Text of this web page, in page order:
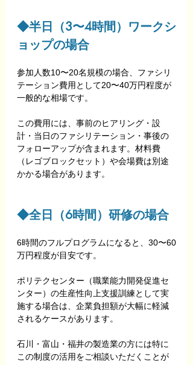
◆半日（3〜4時間）ワークシ
ョップの場合
参加人数10〜20名規模の場合、ファシリ
テーション費用として20〜40万円程度が
一般的な相場です。
この費用には、事前のヒアリング・設
計・当日のファシリテーション・事後の
フォローアップが含まれます。材料費
（レゴブロックセット）や会場費は別途
かかる場合があります。
◆全日（6時間）研修の場合
6時間のフルプログラムになると、30〜60
万円程度が目安です。
ポリテクセンター（職業能力開発促進セ
ンター）の生産性向上支援訓練として実
施する場合は、企業負担額が大幅に軽減
されるケースがあります。
石川・富山・福井の製造業の方には特に
この制度の活用をご相談いただくことが